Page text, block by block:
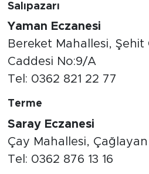
Salıpazarı
Yaman Eczanesi
Bereket Mahallesi,
Caddesi No:9/A
Tel: 0362 821 22 77
Terme
Saray Eczanesi
Çay Mahallesi, Çağlayan
Tel: 0362 876 13 16